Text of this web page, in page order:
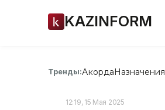
KAZINFORM
Тренды:АкордаНазначения
12:19, 15 Мая 2025